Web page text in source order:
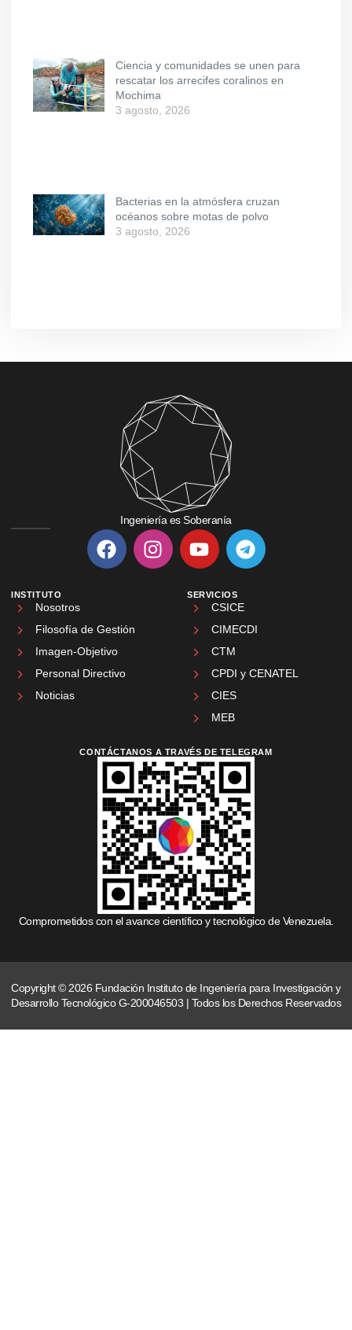
Ciencia y comunidades se unen para
rescatar los arrecifes coralinos en
Mochima
3 agosto, 2026
Bacterias en la atmósfera cruzan
océanos sobre motas de polvo
3 agosto, 2026
Ingeniería es Soberanía
INSTITUTO
Nosotros
Filosofía de Gestión
Imagen-Objetivo
Personal Directivo
Noticias
SERVICIOS
CSICE
CIMECDI
CTM
CPDI y CENATEL
CIES
MEB
CONTÁCTANOS A TRAVÉS DE TELEGRAM
Comprometidos con el avance científico y tecnológico de Venezuela.
Copyright © 2026 Fundación Instituto de Ingeniería para Investigación y
Desarrollo Tecnológico G-200046503 | Todos los Derechos Reservados